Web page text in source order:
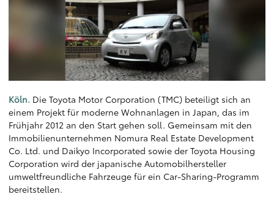
Köln. Die Toyota Motor Corporation (TMC) beteiligt sich an
einem Projekt für moderne Wohnanlagen in Japan, das im
Frühjahr 2012 an den Start gehen soll. Gemeinsam mit den
Immobilienunternehmen Nomura Real Estate Development
Co. Ltd. und Daikyo Incorporated sowie der Toyota Housing
Corporation wird der japanische Automobilhersteller
umweltfreundliche Fahrzeuge für ein Car-Sharing-Programm
bereitstellen.